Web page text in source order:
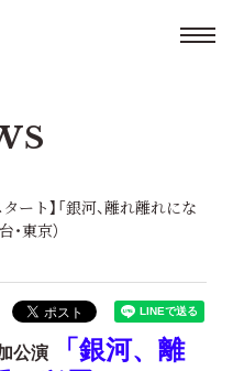
ート】「銀河、離れ離れにな
・東京）
公演
「銀河、離